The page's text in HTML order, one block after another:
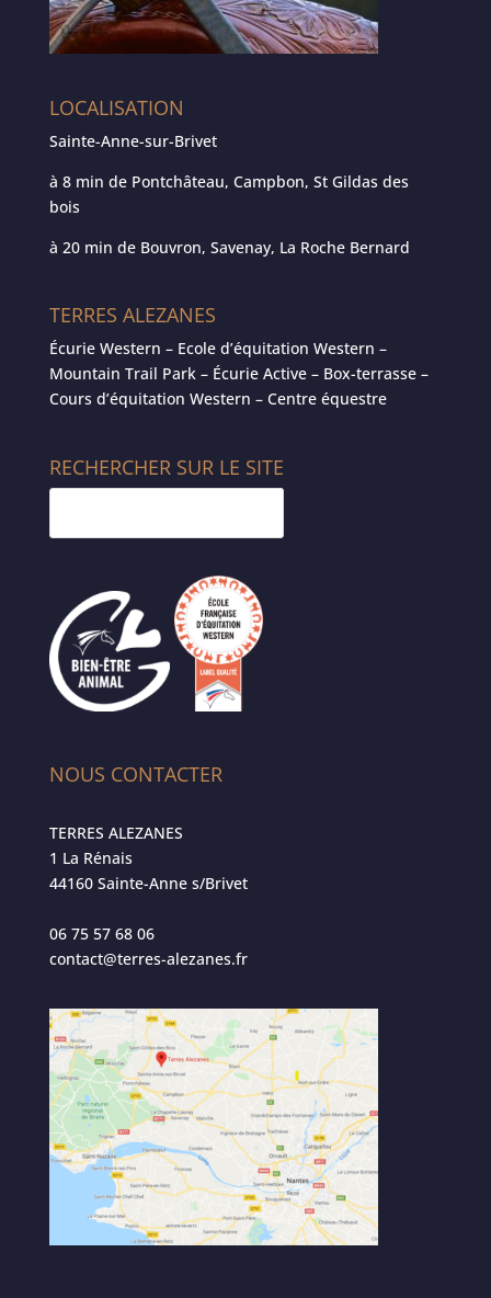
LOCALISATION
Sainte-Anne-sur-Brivet
à 8 min de Pontchâteau, Campbon, St Gildas des
bois
à 20 min de Bouvron, Savenay, La Roche Bernard
TERRES ALEZANES
Écurie Western – Ecole d’équitation Western –
Mountain Trail Park – Écurie Active – Box-terrasse –
Cours d’équitation Western – Centre équestre
RECHERCHER SUR LE SITE
NOUS CONTACTER
TERRES ALEZANES
1 La Rénais
44160 Sainte-Anne s/Brivet
06 75 57 68 06
contact@terres-alezanes.fr